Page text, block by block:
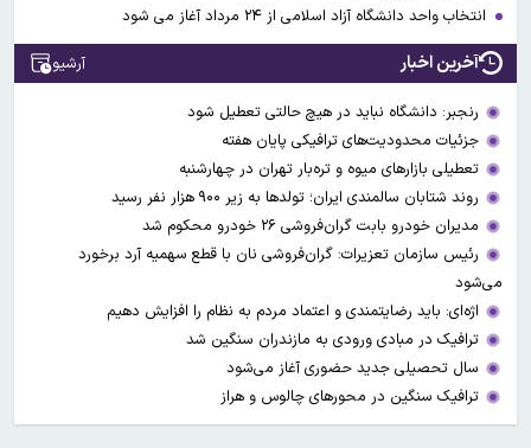
انتخاب واحد دانشگاه آزاد اسلامی از ۲۴ مرداد آغاز می شود
آخرین اخبار آرشیو
رنجبر: دانشگاه نباید در هیچ حالتی تعطیل شود
جزئیات محدودیت‌های ترافیکی پایان هفته
تعطیلی بازارهای میوه ‌و تره‌بار تهران در چهارشنبه
روند شتابان سالمندی ایران؛ تولدها به زیر ۹۰۰ هزار نفر رسید
مدیران خودرو بابت گران‌فروشی ۲۶ خودرو محکوم شد
رئیس سازمان تعزیرات: گران‌فروشی نان با قطع سهمیه آرد برخورد
می‌شود
اژه‌ای: باید رضایتمندی و اعتماد مردم به نظام را افزایش دهیم
ترافیک در مبادی ورودی به مازندران سنگین شد
سال تحصیلی جدید حضوری آغاز می‌شود
ترافیک سنگین در محورهای چالوس و هراز